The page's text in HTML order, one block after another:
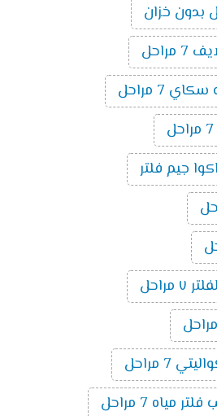
بدون خزان
7 مراحل
اكوا جيم فلتر
مراحل
7 مراحل
مياه 7 مراحل